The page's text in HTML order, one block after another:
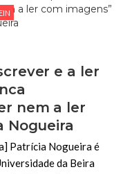
e a ler
nem a ler
Nogueira
Patrícia Nogueira é
da Beira